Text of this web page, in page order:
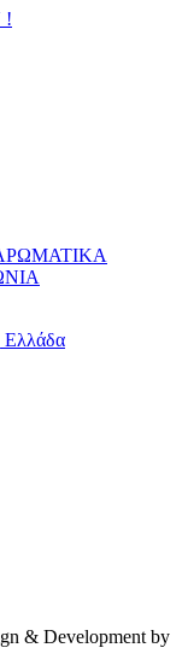
!
Ελλάδα
& Development by